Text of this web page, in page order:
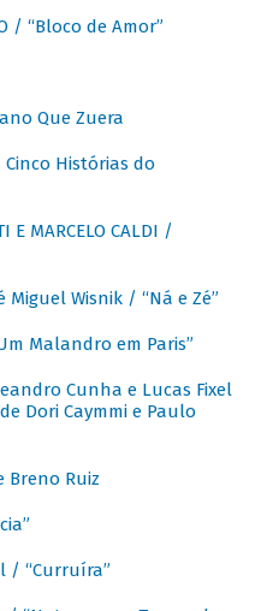
/ “Bloco de Amor”
Que Zuera
Cinco Histórias do
E MARCELO CALDI /
Miguel Wisnik / “Ná e Zé”
Malandro em Paris”
Cunha e Lucas Fixel
Dori Caymmi e Paulo
Breno Ruiz
/ “Curruíra”